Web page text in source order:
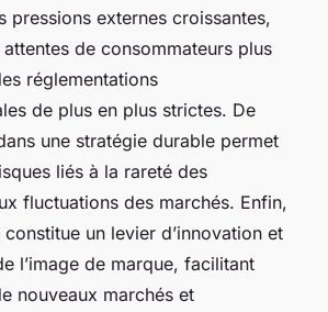
pressions externes croissantes,
de consommateurs plus
réglementations
de plus en plus strictes. De
une stratégie durable permet
liés à la rareté des
fluctuations des marchés. Enfin,
un levier d’innovation et
l’image de marque, facilitant
nouveaux marchés et